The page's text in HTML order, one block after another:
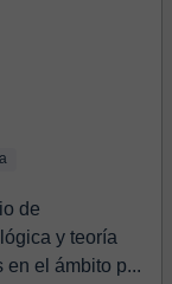
de
y teoría
en el ámbito p...